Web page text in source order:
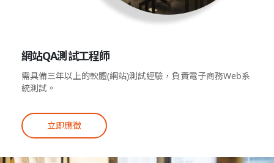
網站QA測試工程師
需具備三年以上的軟體(網站)測試經驗，負責電子商務Web系
統測試。
立即應徵